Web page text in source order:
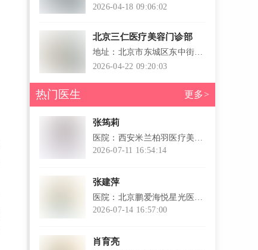
大道89号天泽大酒店对面
2026-04-18 09:06:02
北京三仁医疗美容门诊部
地址：北京市东城区东中街40
号院元嘉公寓B座二层
2026-04-22 09:20:03
热门医生 更多>
张筠莉
医院：西安米兰柏羽医疗美容
医院
2026-07-11 16:54:14
张建萍
医院：北京鹏爱海悦星光医疗
美容诊所
2026-07-14 16:57:00
肖育亮